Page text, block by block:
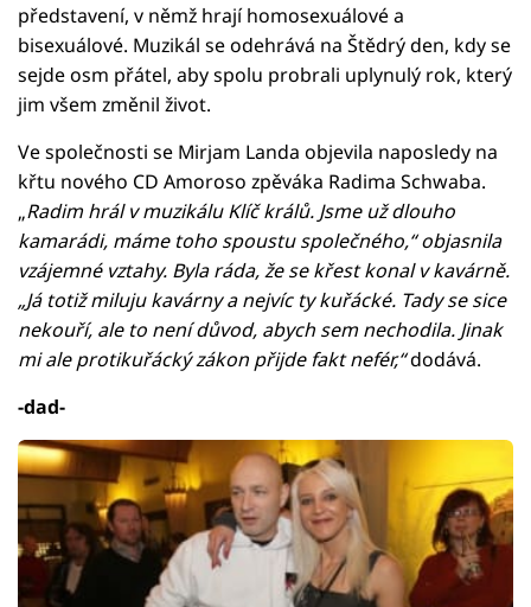
představení, v němž hrají homosexuálové a
bisexuálové. Muzikál se odehrává na Štědrý den, kdy se
sejde osm přátel, aby spolu probrali uplynulý rok, který
jim všem změnil život.
Ve společnosti se Mirjam Landa objevila naposledy na
křtu nového CD Amoroso zpěváka Radima Schwaba.
„Radim hrál v muzikálu Klíč králů. Jsme už dlouho
kamarádi, máme toho spoustu společného,“ objasnila
vzájemné vztahy. Byla ráda, že se křest konal v kavárně.
„Já totiž miluju kavárny a nejvíc ty kuřácké. Tady se sice
nekouří, ale to není důvod, abych sem nechodila. Jinak
mi ale protikuřácký zákon přijde fakt nefér,“dodává.
-dad-